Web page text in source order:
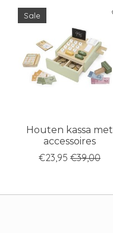
Sale
Houten kassa met
accessoires
€23,95 €39,00